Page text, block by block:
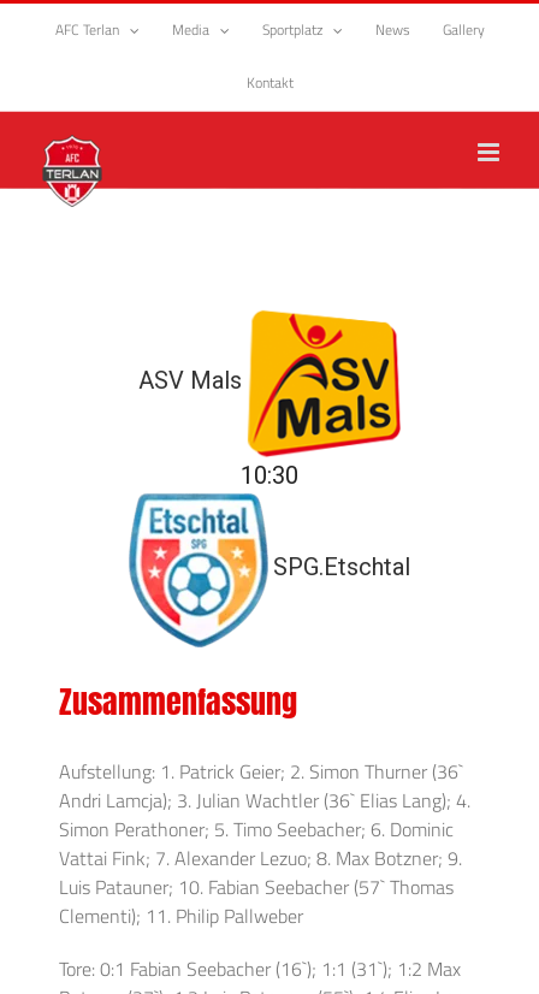
Zum
AFC Terlan Media Sportplatz News Gallery
Kontakt
ASV Mals
10:30
SPG.Etschtal
Zusammenfassung
Aufstellung: 1. Patrick Geier; 2. Simon Thurner (36`
Andri Lamcja); 3. Julian Wachtler (36` Elias Lang); 4.
Simon Perathoner; 5. Timo Seebacher; 6. Dominic
Vattai Fink; 7. Alexander Lezuo; 8. Max Botzner; 9.
Luis Patauner; 10. Fabian Seebacher (57` Thomas
Clementi); 11. Philip Pallweber
Tore: 0:1 Fabian Seebacher (16`); 1:1 (31`); 1:2 Max